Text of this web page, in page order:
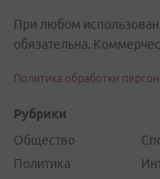
При любом
обязательна.
Политика обработки
Рубрики
Общество
Политика